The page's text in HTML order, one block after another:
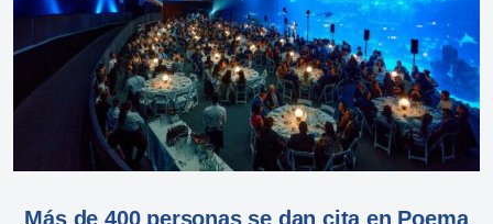
Más de 400 personas se dan cita en Poema